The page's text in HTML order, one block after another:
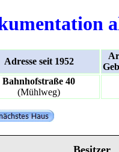
Adresse seit 1952
Bahnhofstraße 40
(Mühlweg)
Besitzer